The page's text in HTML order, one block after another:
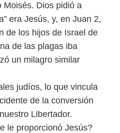
Moisés. Dios pidió a
era Jesús, y, en Juan 2,
de los hijos de Israel de
de las plagas iba
un milagro similar
judíos, lo que vincula
de la conversión
Libertador.
le proporcionó Jesús?